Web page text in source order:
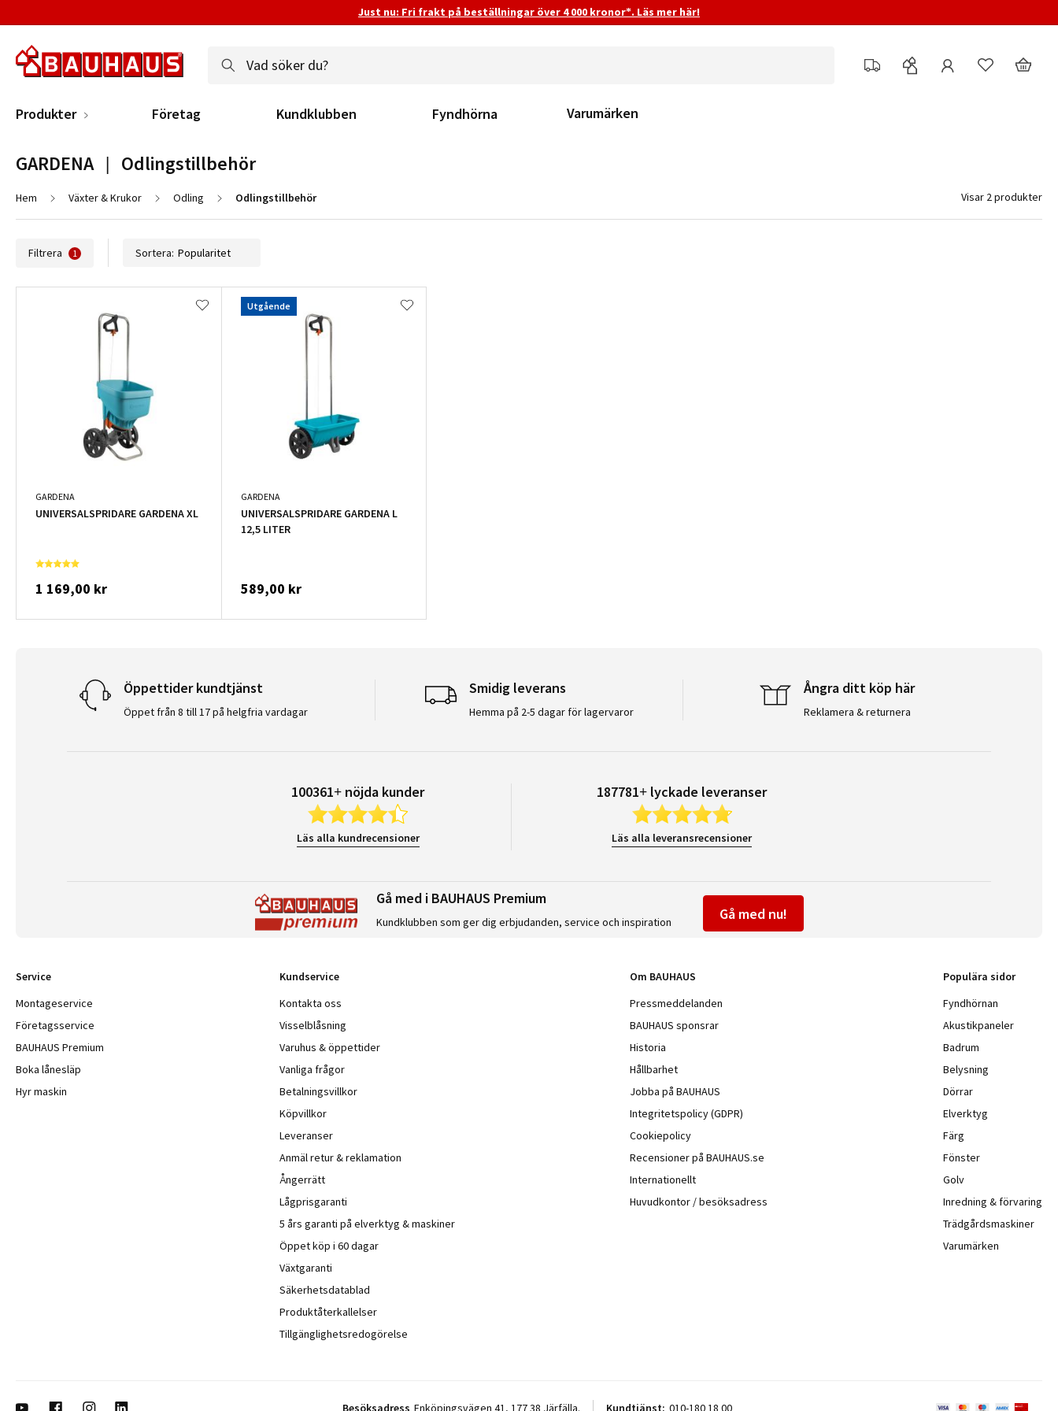
Just nu: Fri frakt på beställningar över 4 000 kronor*. Läs mer här!
Produkter Företag Kundklubben Fyndhörna Varumärken
Filtrera 1 Sortera:
GARDENA
UNIVERSALSPRIDARE GARDENA XL
1 169,00 kr
Utgående
GARDENA
UNIVERSALSPRIDARE GARDENA L
12,5 LITER
589,00 kr
GARDENA   |   Odlingstillbehör
Hem Växter & Krukor Odling Odlingstillbehör Visar 2 produkter
Öppettider kundtjänst
Öppet från 8 till 17 på helgfria vardagar
Smidig leverans
Hemma på 2-5 dagar för lagervaror
Ångra ditt köp här
Reklamera & returnera
100361+ nöjda kunder
Läs alla kundrecensioner
187781+ lyckade leveranser
Läs alla leveransrecensioner
Gå med i BAUHAUS Premium
Kundklubben som ger dig erbjudanden, service och inspiration Gå med nu!
Service
Montageservice
Företagsservice
BAUHAUS Premium
Boka lånesläp
Hyr maskin
Kundservice
Kontakta oss
Visselblåsning
Varuhus & öppettider
Vanliga frågor
Betalningsvillkor
Köpvillkor
Leveranser
Anmäl retur & reklamation
Ångerrätt
Lågprisgaranti
5 års garanti på elverktyg & maskiner
Öppet köp i 60 dagar
Växtgaranti
Säkerhetsdatablad
Produktåterkallelser
Tillgänglighetsredogörelse
Om BAUHAUS
Pressmeddelanden
BAUHAUS sponsrar
Historia
Hållbarhet
Jobba på BAUHAUS
Integritetspolicy (GDPR)
Cookiepolicy
Recensioner på BAUHAUS.se
Internationellt
Huvudkontor / besöksadress
Populära sidor
Fyndhörnan
Akustikpaneler
Badrum
Belysning
Dörrar
Elverktyg
Färg
Fönster
Golv
Inredning & förvaring
Trädgårdsmaskiner
Varumärken
Besöksadress Enköpingsvägen 41, 177 38 Järfälla. Kundtjänst: 010-180 18 00